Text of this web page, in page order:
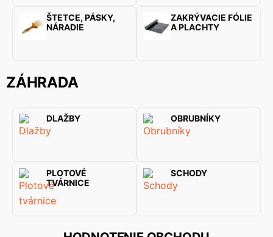
ŠTETCE, PÁSKY,
NÁRADIE
ZAKRÝVACIE FÓLIE
A PLACHTY
ZÁHRADA
DLAŽBY OBRUBNÍKY
PLOTOVÉ
TVÁRNICE
SCHODY